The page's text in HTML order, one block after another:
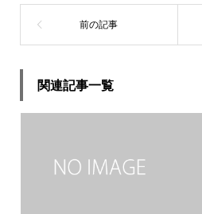
関連記事一覧